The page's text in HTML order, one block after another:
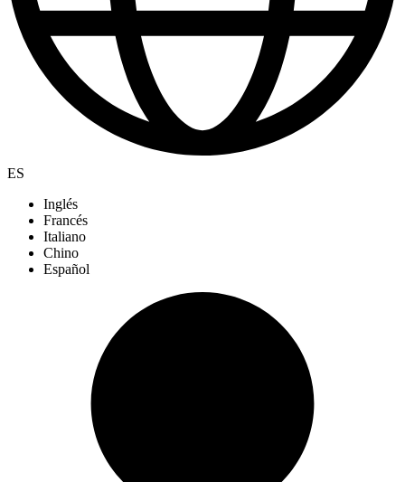
ES
Inglés
Francés
Italiano
Chino
Español